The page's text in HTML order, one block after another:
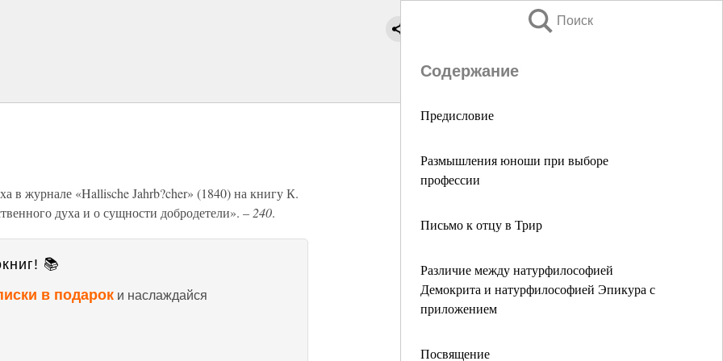
Поиск
Содержание
Предисловие
Размышления юноши при выборе
профессии
Письмо к отцу в Трир
Различие между натурфилософией
Демокрита и натурфилософией Эпикура с
приложением
Посвящение
в журнале «Hallische Jahrb?cher» (1840) на книгу К.
духа и о сущности добродетели». – 240.
📚
в подарок и наслаждайся